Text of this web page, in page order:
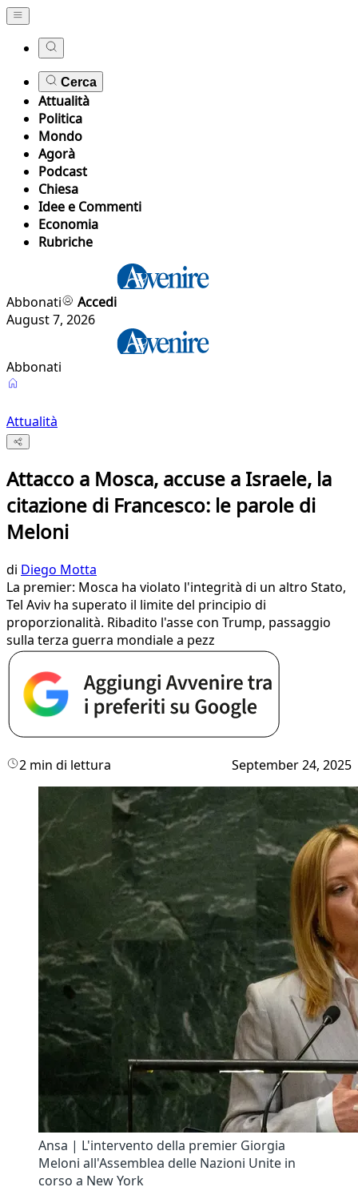
Cerca
Attualità
Politica
Mondo
Agorà
Podcast
Chiesa
Idee e Commenti
Economia
Rubriche
Abbonati
Accedi
August 7, 2026
Abbonati
Attualità
Attacco a Mosca, accuse a Israele, la
citazione di Francesco: le parole di
Meloni
di Diego Motta
La premier: Mosca ha violato l'integrità di un altro Stato,
Tel Aviv ha superato il limite del principio di
proporzionalità. Ribadito l'asse con Trump, passaggio
sulla terza guerra mondiale a pezz
2 min di lettura September 24, 2025
Ansa | L'intervento della premier Giorgia
Meloni all'Assemblea delle Nazioni Unite in
corso a New York